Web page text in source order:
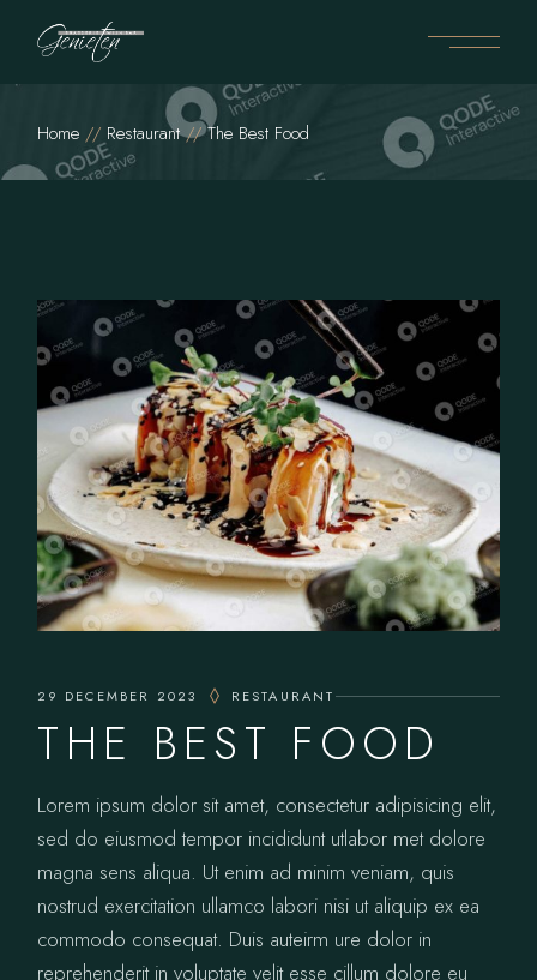
Home Restaurant The Best Food
29 DECEMBER 2023 RESTAURANT
THE BEST FOOD
Lorem ipsum dolor sit amet, consectetur adipisicing elit,
sed do eiusmod tempor incididunt utlabor met dolore
magna sens aliqua. Ut enim ad minim veniam, quis
nostrud exercitation ullamco labori nisi ut aliquip ex ea
commodo consequat. Duis auteirm ure dolor in
reprehenderit in voluptate velit esse cillum dolore eu